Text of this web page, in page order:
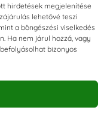
hirdetések megjelenítése
lehetővé teszi
a böngészési viselkedés
Ha nem járul hozzá, vagy
bizonyos